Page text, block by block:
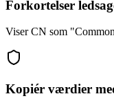
Forkortelser
Viser CN som
Kopiér værdier